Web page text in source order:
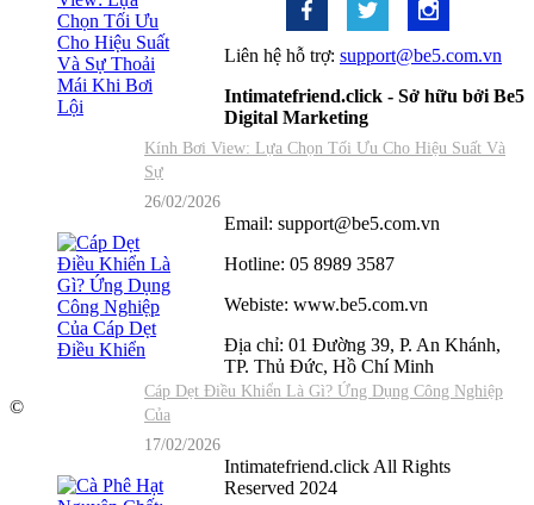
Kính Bơi View: Lựa Chọn Tối Ưu Cho Hiệu Suất Và
Sự
26/02/2026
Cáp Dẹt Điều Khiển Là Gì? Ứng Dụng Công Nghiệp
Của
17/02/2026
Liên hệ hỗ trợ: support@be5.com.vn
Intimatefriend.click - Sở hữu bởi Be5
Digital Marketing
Email: support@be5.com.vn
Hotline: 05 8989 3587
Webiste: www.be5.com.vn
Địa chỉ: 01 Đường 39, P. An Khánh,
TP. Thủ Đức, Hồ Chí Minh
©
Intimatefriend.click All Rights
Reserved 2024